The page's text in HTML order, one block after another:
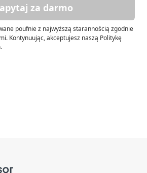
za darmo
poufnie z najwyższą starannością zgodnie
Kontynuując, akceptujesz naszą Politykę